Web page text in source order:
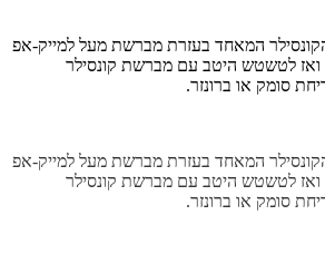
הקונסילר המאחד בעזרת מברשת מעל למייק-אפ
ואז לטשטש היטב עם מברשת קונסילר
סומק או ברונזר.
הקונסילר המאחד בעזרת מברשת מעל למייק-אפ
ואז לטשטש היטב עם מברשת קונסילר
סומק או ברונזר.